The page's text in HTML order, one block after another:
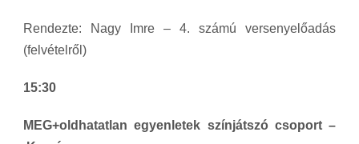
Rendezte: Nagy Imre – 4. számú versenyelőadás
(felvételről)
15:30
MEG+oldhatatlan egyenletek színjátszó csoport –